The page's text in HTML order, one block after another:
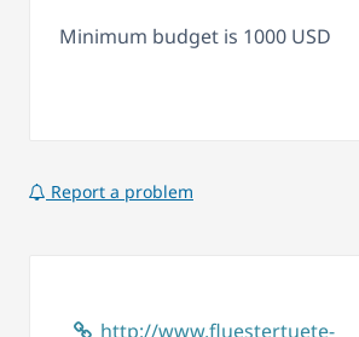
Minimum budget is 1000 USD
Report a problem
http://www.fluestertuete-